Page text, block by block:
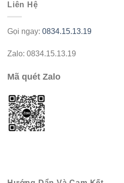
Liên Hệ
Gọi ngay: 0834.15.13.19
Zalo: 0834.15.13.19
Mã quét Zalo